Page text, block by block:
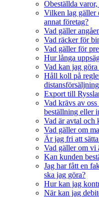
Obeställda
Vilken lag gäller
annat företag?
Vad gäller
Vad räcker för
Vad gäller för
Hur långa
Vad kan jag
Håll koll på
Export till
Vad krävs av
beställning eller
Vad är avtal och
Vad gäller om
Är jag fri att
Vad gäller om vi
Kan kunden
Jag har fått en
ska jag göra?
Hur kan jag
När kan jag